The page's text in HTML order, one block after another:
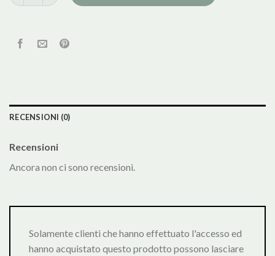
RECENSIONI (0)
Recensioni
Ancora non ci sono recensioni.
Solamente clienti che hanno effettuato l'accesso ed
hanno acquistato questo prodotto possono lasciare